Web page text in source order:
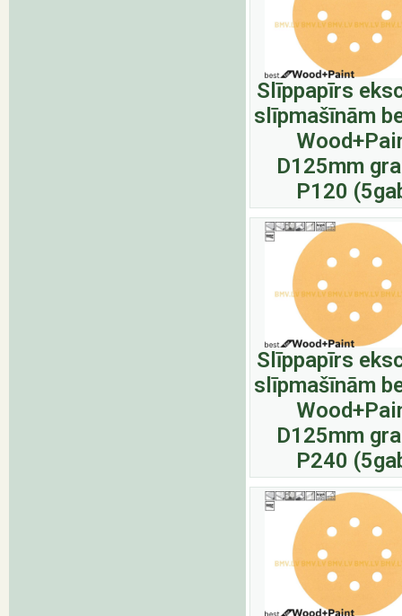
Slīppapīrs
slīpmašīnām
D125mm
P120
Slīppapīrs
slīpmašīnām
D125mm
P240